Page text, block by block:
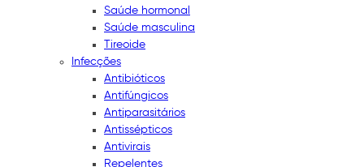
Saúde hormonal
Saúde masculina
Tireoide
Infecções
Antibióticos
Antifúngicos
Antiparasitários
Antissépticos
Antivirais
Repelentes